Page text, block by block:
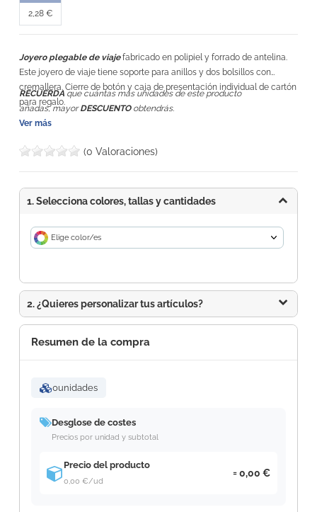
2,28 €
Joyero plegable de viajefabricado en polipiel y forrado de antelina.
Este joyero de viaje tiene soporte para anillos y dos bolsillos con
cremallera. Cierre de botón y caja de presentación individual de cartón
para regalo.
RECUERDA que cuántas más unidades de este producto
añadas, mayorDESCUENTOobtendrás.
Ver más
(0 Valoraciones)
1. Selecciona colores, tallas y cantidades
Elige color/es
2. ¿Quieres personalizar tus artículos?
Resumen de la compra
0unidades
Desglose de costes
Precios por unidad y subtotal
Precio del producto
0,00 €/ud
0,00 €